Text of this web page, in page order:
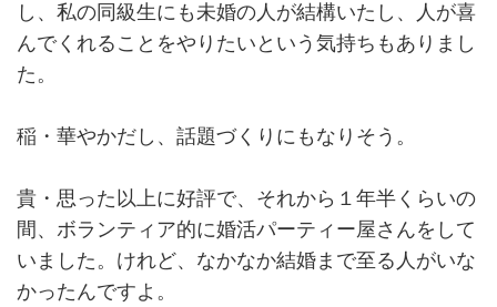
し、私の同級生にも未婚の人が結構いたし、人が喜
んでくれることをやりたいという気持ちもありまし
た。
稲・華やかだし、話題づくりにもなりそう。
貴・思った以上に好評で、それから１年半くらいの
間、ボランティア的に婚活パーティー屋さんをして
いました。けれど、なかなか結婚まで至る人がいな
かったんですよ。